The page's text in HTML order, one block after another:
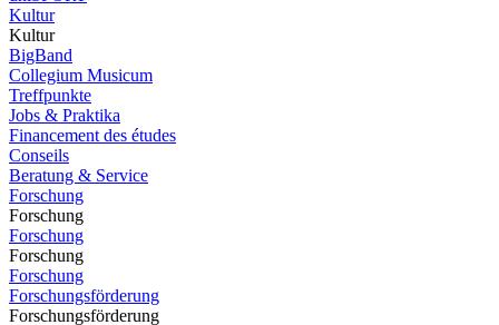
Kultur
Kultur
BigBand
Collegium Musicum
Treffpunkte
Jobs & Praktika
Financement des études
Conseils
Beratung & Service
Forschung
Forschung
Forschung
Forschung
Forschung
Forschungsförderung
Forschungsförderung